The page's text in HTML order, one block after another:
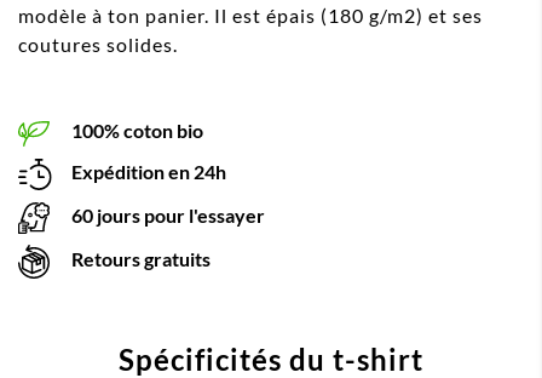
modèle à ton panier. Il est épais (180 g/m2) et ses
coutures solides.
100% coton bio
Expédition en 24h
60 jours pour l'essayer
Retours gratuits
Spécificités du t-shirt